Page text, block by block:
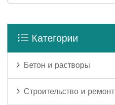
Категории
Бетон и растворы
Строительство и ремонт